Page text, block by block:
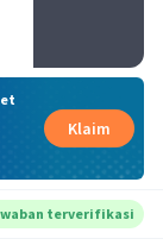
Klaim
terverifikasi